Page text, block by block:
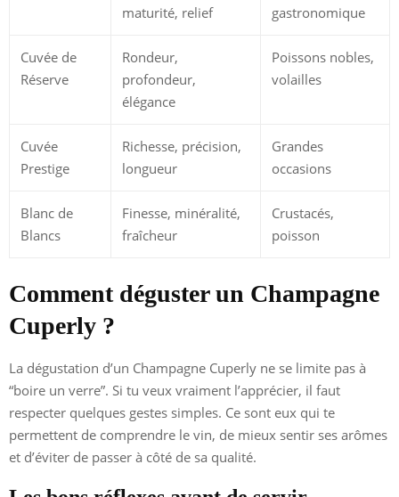
maturité, relief
gastronomique
Cuvée de
Réserve
Rondeur,
profondeur,
élégance
Poissons nobles,
volailles
Cuvée
Prestige
Richesse, précision,
longueur
Grandes
occasions
Blanc de
Blancs
Finesse, minéralité,
fraîcheur
Crustacés,
poisson
Comment déguster un Champagne
Cuperly ?
La dégustation d’un Champagne Cuperly ne se limite pas à
“boire un verre”. Si tu veux vraiment l’apprécier, il faut
respecter quelques gestes simples. Ce sont eux qui te
permettent de comprendre le vin, de mieux sentir ses arômes
et d’éviter de passer à côté de sa qualité.